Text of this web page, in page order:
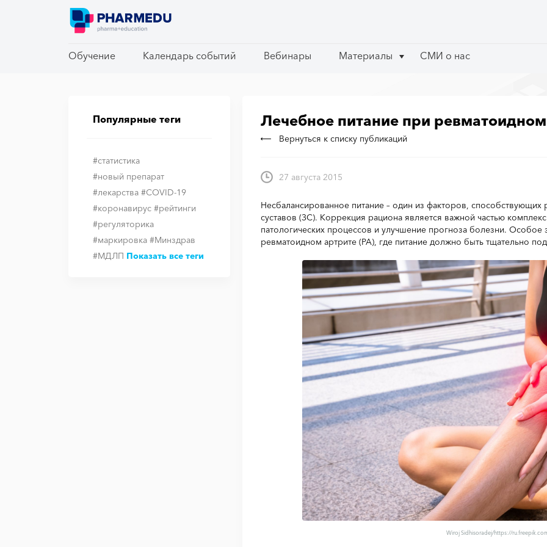
Обучение Календарь событий Вебинары Материалы СМИ о нас
Обучение Календарь событий Вебинары Материалы СМИ о нас
Популярные теги
#статистика
#новый препарат
#лекарства #COVID-19
#коронавирус #рейтинги
#регуляторика
#маркировка #Минздрав
#МДЛП Показать все теги
Лечебное питание при
Вернуться к списку публикаций
27 августа 2015
Несбалансированное питание – один из факторов,
суставов (ЗС). Коррекция рациона является важной частью
патологических процессов и улучшение прогноза болезни. Особое
ревматоидном артрите (РА), где питание должно быть тщательно
Wiroj Sidhisoradej/https://